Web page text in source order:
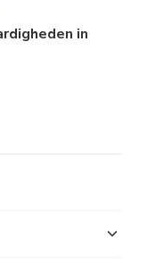
in